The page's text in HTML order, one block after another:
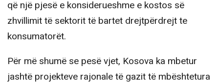
që një pjesë e konsiderueshme e kostos së
zhvillimit të sektorit të bartet drejtpërdrejt te
konsumatorët.
Për më shumë se pesë vjet, Kosova ka mbetur
jashtë projekteve rajonale të gazit të mbështetura